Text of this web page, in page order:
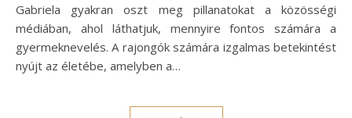
Gabriela gyakran oszt meg pillanatokat a közösségi
médiában, ahol láthatjuk, mennyire fontos számára a
gyermeknevelés. A rajongók számára izgalmas betekintést
nyújt az életébe, amelyben a…